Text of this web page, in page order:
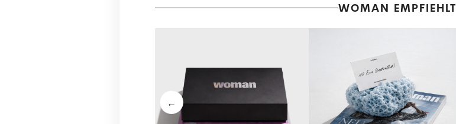
WOMAN EMPFIEHLT
←